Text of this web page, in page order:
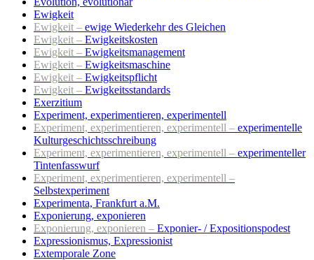
Ewigkeit
Ewigkeit – ewige Wiederkehr des Gleichen
Ewigkeit – Ewigkeitskosten
Ewigkeit – Ewigkeitsmanagement
Ewigkeit – Ewigkeitsmaschine
Ewigkeit – Ewigkeitspflicht
Ewigkeit – Ewigkeitsstandards
Exerzitium
Experiment, experimentieren, experimentell
Experiment, experimentieren, experimentell – experimentelle
Kulturgeschichtsschreibung
Experiment, experimentieren, experimentell – experimenteller
Tintenfasswurf
Experiment, experimentieren, experimentell –
Selbstexperiment
Experimenta, Frankfurt a.M.
Exponierung, exponieren
Exponierung, exponieren – Exponier- / Expositionspodest
Expressionismus, Expressionist
Extemporale Zone